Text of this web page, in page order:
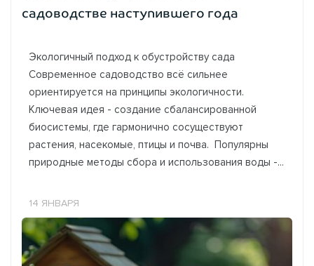
садоводстве наступившего года
Экологичный подход к обустройству сада
Современное садоводство всё сильнее
ориентируется на принципы экологичности.
Ключевая идея - создание сбалансированной
биосистемы, где гармонично сосуществуют
растения, насекомые, птицы и почва. Популярны
природные методы сбора и использования воды -...
14 ЯНВАРЯ